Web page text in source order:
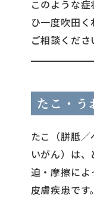
このような
ひ一度吹田
ご相談くださ
たこ・う
たこ（胼胝
いがん）は
迫・摩擦によ
皮膚疾患です。